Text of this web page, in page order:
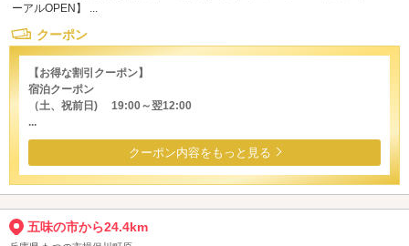
ーアルOPEN】 ...
クーポン
【お得な割引クーポン】
宿泊クーポン
（土、祝前日) 19:00～翌12:00
...
クーポン内容をもっと見る
五味の市から24.4km